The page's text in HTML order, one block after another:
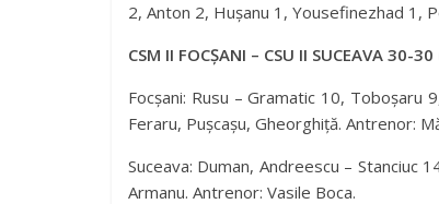
2, Anton 2, Hușanu 1, Yousefinezhad 1,
CSM II FOCȘANI – CSU II SUCEAVA 30-
Focșani: Rusu – Gramatic 10, Toboșaru
Feraru, Pușcașu, Gheorghiță. Antrenor:
Suceava: Duman, Andreescu – Stanciuc
Armanu. Antrenor: Vasile Boca.